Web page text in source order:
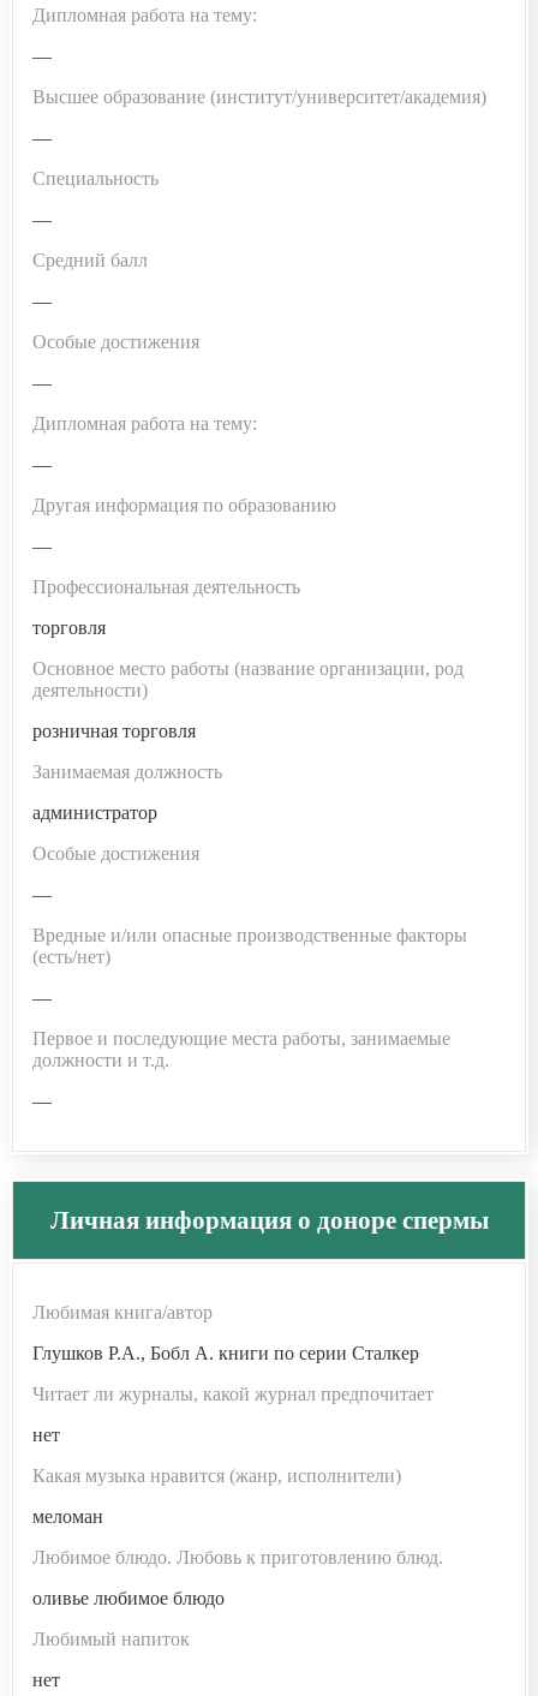
Дипломная работа на тему:
—
Высшее образование (институт/университет/академия)
—
Специальность
—
Средний балл
—
Особые достижения
—
Дипломная работа на тему:
—
Другая информация по образованию
—
Профессиональная деятельность
торговля
Основное место работы (название организации, род
деятельности)
розничная торговля
Занимаемая должность
администратор
Особые достижения
—
Вредные и/или опасные производственные факторы
(есть/нет)
—
Первое и последующие места работы, занимаемые
должности и т.д.
—
Личная информация о доноре спермы
Любимая книга/автор
Глушков Р.А., Бобл А. книги по серии Сталкер
Читает ли журналы, какой журнал предпочитает
нет
Какая музыка нравится (жанр, исполнители)
меломан
Любимое блюдо. Любовь к приготовлению блюд.
оливье любимое блюдо
Любимый напиток
нет